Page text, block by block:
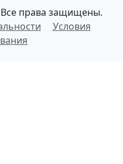
права защищены.
Условия